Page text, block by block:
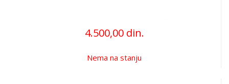
4.500,00 din.
Nema na stanju